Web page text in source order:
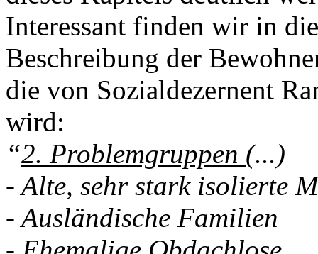
Interessant finden wir in
Beschreibung der
die von Sozialdezernent
wird:
“2. Problemgruppen (...)
- Alte, sehr stark isolierte
- Ausländische Familien